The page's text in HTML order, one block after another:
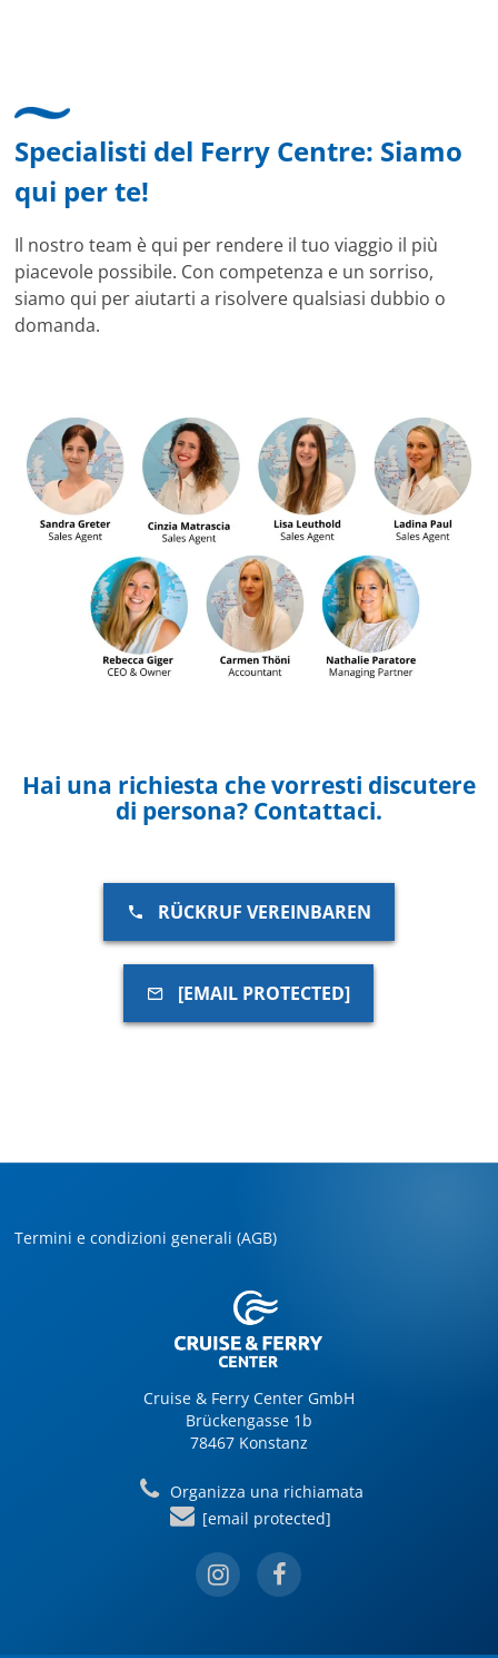
Specialisti del Ferry Centre: Siamo
qui per te!
Il nostro team è qui per rendere il tuo viaggio il più
piacevole possibile. Con competenza e un sorriso,
siamo qui per aiutarti a risolvere qualsiasi dubbio o
domanda.
Hai una richiesta che vorresti discutere
di persona? Contattaci.
RÜCKRUF VEREINBAREN
[EMAIL PROTECTED]
Termini e condizioni generali (AGB)
Cruise & Ferry Center GmbH
Brückengasse 1b
78467 Konstanz
Organizza una richiamata
[email protected]